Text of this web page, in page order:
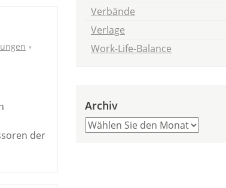
der
Verbände
Verlage
Work-Life-Balance
Archiv